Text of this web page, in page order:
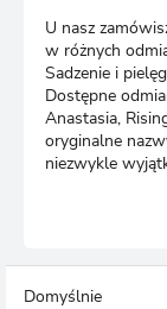
U nasz
w różnych
Sadzenie i
Dostępne
Anastasia,
oryginalne
niezwykle
Domyślnie